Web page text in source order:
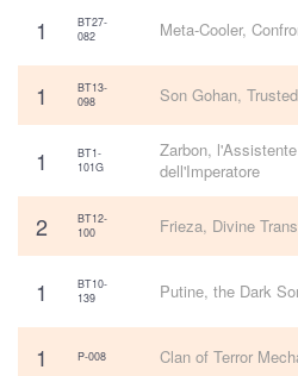
1
BT27-
082
Meta-Cooler,
1
BT13-
098
Son Gohan,
1
BT1-
101G
Zarbon, l'Assistente
dell'Imperatore
2
BT12-
100
Frieza, Divine
1
BT10-
139
Putine, the Dark
1 P-008 Clan of Terror